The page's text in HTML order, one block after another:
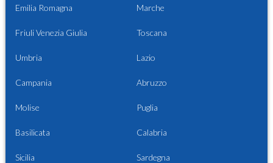
Emilia Romagna Marche
Friuli Venezia Giulia Toscana
Umbria Lazio
Campania Abruzzo
Molise Puglia
Basilicata Calabria
Sicilia Sardegna